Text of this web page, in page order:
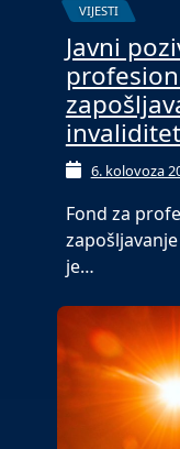
VIJESTI
Javni
6. kolovoza
Fond za
je…